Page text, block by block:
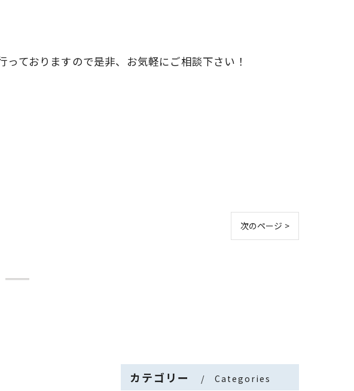
ておりますので是非、お気軽にご相談下さい！
次のページ >
カテゴリー Categories